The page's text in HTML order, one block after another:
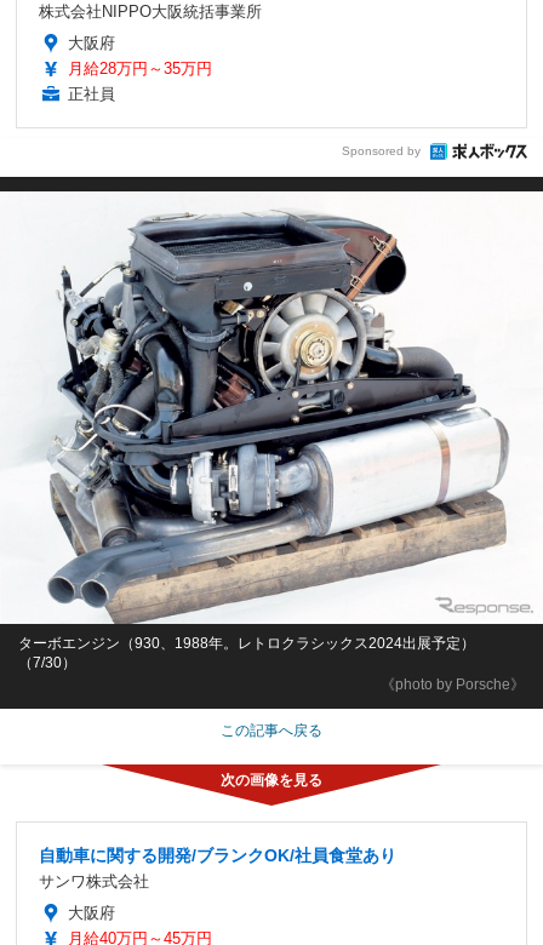
株式会社NIPPO大阪統括事業所
大阪府
月給28万円～35万円
正社員
Sponsored by
《photo by Porsche》
ターボエンジン（930、1988年。レトロクラシックス2024出展予定）
（7/30）
この記事へ戻る
自動車に関する開発/ブランクOK/社員食堂あり
サンワ株式会社
大阪府
月給40万円～45万円